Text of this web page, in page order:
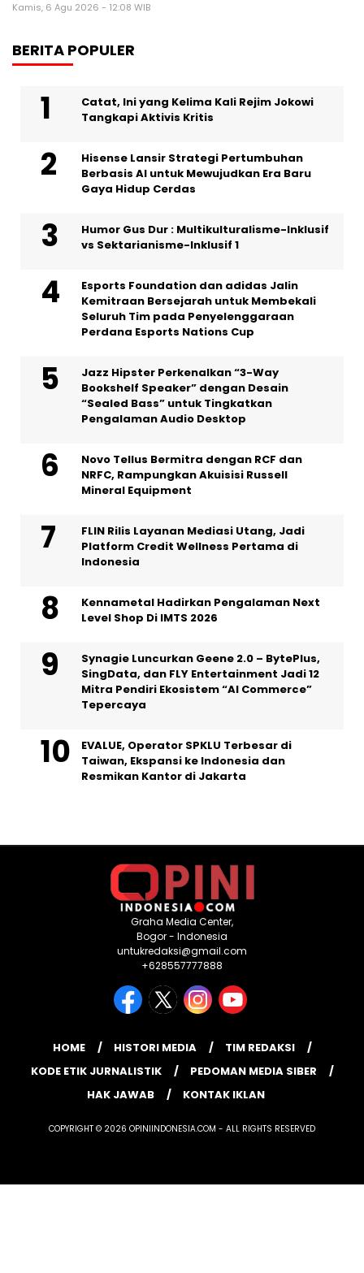
Kamis, 6 Agu 2026 - 12:08 WIB
BERITA POPULER
Catat, Ini yang Kelima Kali Rejim Jokowi
Tangkapi Aktivis Kritis
Hisense Lansir Strategi Pertumbuhan
Berbasis AI untuk Mewujudkan Era Baru
Gaya Hidup Cerdas
Humor Gus Dur : Multikulturalisme-Inklusif
vs Sektarianisme-Inklusif 1
Esports Foundation dan adidas Jalin
Kemitraan Bersejarah untuk Membekali
Seluruh Tim pada Penyelenggaraan
Perdana Esports Nations Cup
Jazz Hipster Perkenalkan “3-Way
Bookshelf Speaker” dengan Desain
“Sealed Bass” untuk Tingkatkan
Pengalaman Audio Desktop
Novo Tellus Bermitra dengan RCF dan
NRFC, Rampungkan Akuisisi Russell
Mineral Equipment
FLIN Rilis Layanan Mediasi Utang, Jadi
Platform Credit Wellness Pertama di
Indonesia
Kennametal Hadirkan Pengalaman Next
Level Shop Di IMTS 2026
Synagie Luncurkan Geene 2.0 – BytePlus,
SingData, dan FLY Entertainment Jadi 12
Mitra Pendiri Ekosistem “AI Commerce”
Tepercaya
EVALUE, Operator SPKLU Terbesar di
Taiwan, Ekspansi ke Indonesia dan
Resmikan Kantor di Jakarta
Graha Media Center,
Bogor - Indonesia
untukredaksi@gmail.com
+628557777888
HOME HISTORI MEDIA
TIM REDAKSI
KODE ETIK JURNALISTIK
PEDOMAN MEDIA SIBER
HAK JAWAB
KONTAK IKLAN
COPYRIGHT © 2026 OPINIINDONESIA.COM - ALL RIGHTS RESERVED